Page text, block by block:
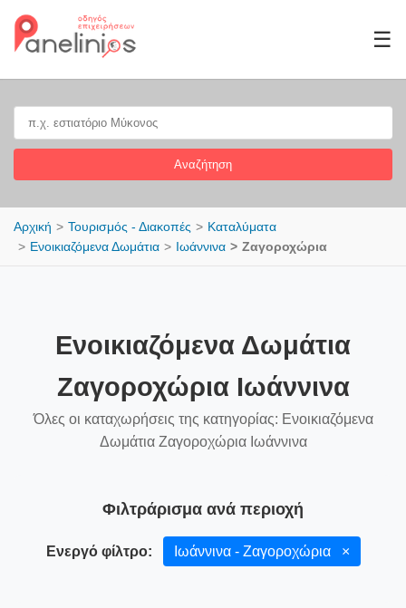
☰
Αναζήτηση
Αρχική Τουρισμός - Διακοπές
Καταλύματα
Ενοικιαζόμενα Δωμάτια
Ιωάννινα Ζαγοροχώρια
Ενοικιαζόμενα Δωμάτια
Ζαγοροχώρια Ιωάννινα
Όλες οι καταχωρήσεις της κατηγορίας: Ενοικιαζόμενα
Δωμάτια Ζαγοροχώρια Ιωάννινα
Φιλτράρισμα ανά περιοχή
Ενεργό φίλτρο: Ιωάννινα - Ζαγοροχώρια ×